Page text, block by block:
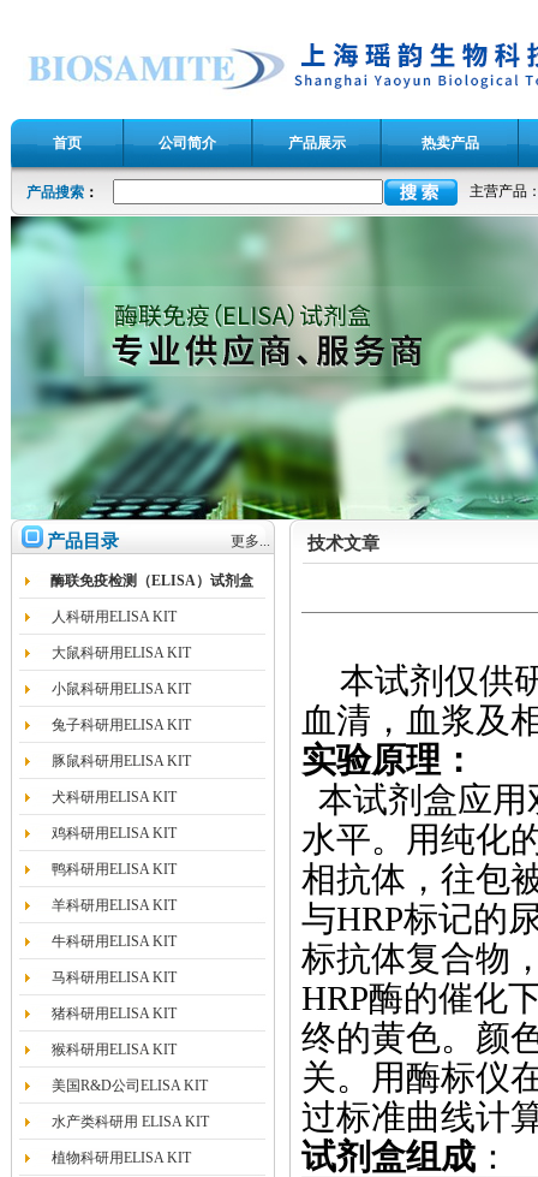
首页 公司简介 产品展示 热卖产品
产品搜索： 主营产品
产品目录 更多...
酶联免疫检测（ELISA）试剂盒
人科研用ELISA KIT
大鼠科研用ELISA KIT
小鼠科研用ELISA KIT
兔子科研用ELISA KIT
豚鼠科研用ELISA KIT
犬科研用ELISA KIT
鸡科研用ELISA KIT
鸭科研用ELISA KIT
羊科研用ELISA KIT
牛科研用ELISA KIT
马科研用ELISA KIT
猪科研用ELISA KIT
猴科研用ELISA KIT
美国R&D公司ELISA KIT
水产类科研用 ELISA KIT
植物科研用ELISA KIT
技术文章
本试剂仅供
血清，血浆及
实验原理：
本试剂盒应
水平。用纯化
相抗体，往包
与HRP标记的
标抗体复合物
HRP酶的催化
终的黄色。颜
关。用酶标仪
过标准曲线计
试剂盒组成 ：